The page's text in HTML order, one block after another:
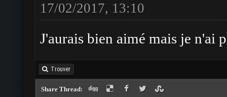
17/02/2017, 13:10
J'aurais bien aimé mais je n'ai
Trouver
Share Thread: